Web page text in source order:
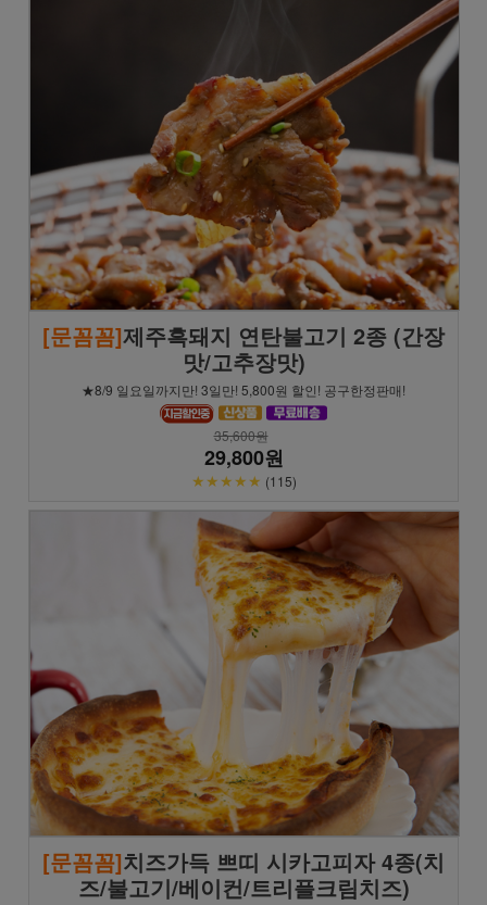
[문꼼꼼]제주흑돼지 연탄불고기 2종 (간장
맛/고추장맛)
★8/9 일요일까지만! 3일만! 5,800원 할인! 공구한정판매!
35,600원
29,800원
★★★★★ (115)
[문꼼꼼]치즈가득 쁘띠 시카고피자 4종(치
즈/불고기/베이컨/트리플크림치즈)